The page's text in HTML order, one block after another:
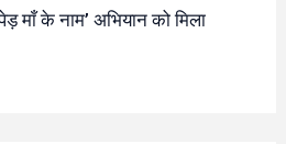
माँ के नाम’ अभियान को मिला